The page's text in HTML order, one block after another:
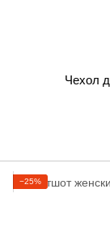
Чехол
−25%